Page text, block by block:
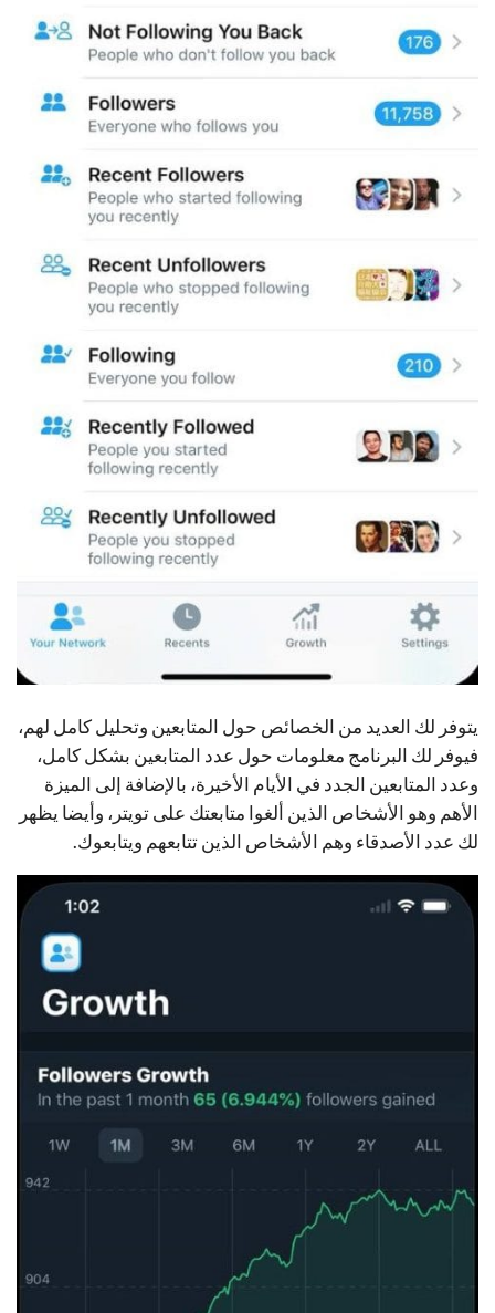
يتوفر لك العديد من الخصائص حول المتابعين وتحليل كامل لهم،
فيوفر لك البرنامج معلومات حول عدد المتابعين بشكل كامل،
وعدد المتابعين الجدد في الأيام الأخيرة، بالإضافة إلى الميزة
الأهم وهو الأشخاص الذين ألغوا متابعتك على تويتر، وأيضا يظهر
لك عدد الأصدقاء وهم الأشخاص الذين تتابعهم ويتابعوك.